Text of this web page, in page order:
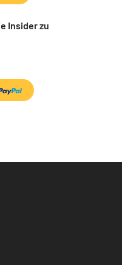
Insider zu